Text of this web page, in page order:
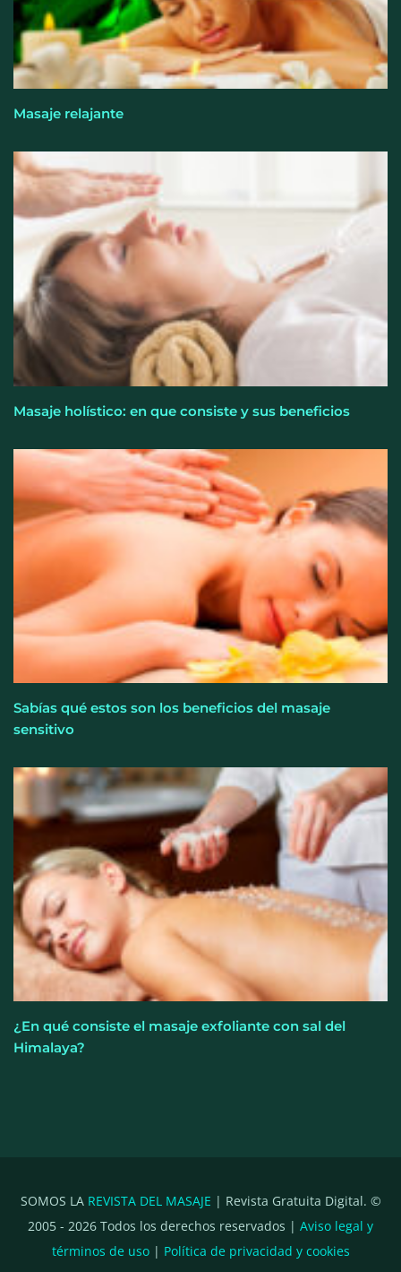
Perfumería Laura incorpora Nasomatto a su
selección de perfumería nicho
Masaje relajante
Masaje holístico: en que consiste y sus beneficios
Sabías qué estos son los beneficios del masaje
sensitivo
¿En qué consiste el masaje exfoliante con sal del
Himalaya?
SOMOS LA REVISTA DEL MASAJE | Revista Gratuita Digital. ©
2005 - 2026 Todos los derechos reservados | Aviso legal y
términos de uso| Política de privacidad y cookies